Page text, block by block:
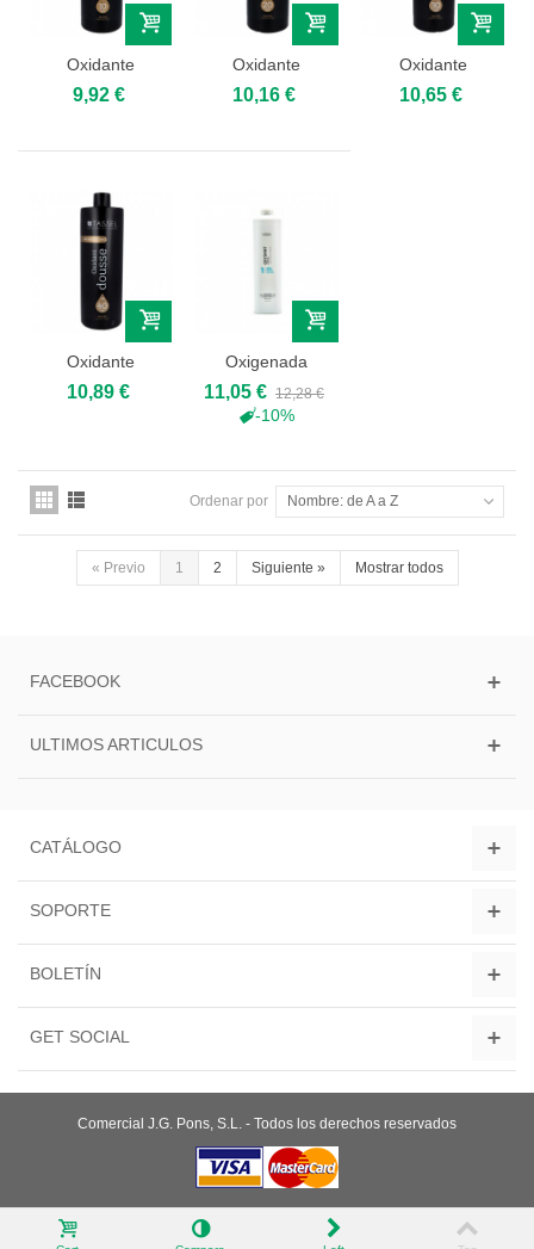
Oxidante
Dousse 10Vol
9,92 €
Oxidante
Dousse 20Vol
10,16 €
Oxidante
Dousse 30Vol
10,65 €
Oxidante
Dousse 40Vol
10,89 €
Oxigenada
Crema 20vol
Loreal 1000ml
11,05 € 12,28 €
-10%
Ordenar por Nombre: de A a Z
« Previo 1 2 Siguiente » Mostrar todos
FACEBOOK
ULTIMOS ARTICULOS
CATÁLOGO
SOPORTE
BOLETÍN
GET SOCIAL
Comercial J.G. Pons, S.L. - Todos los derechos reservados